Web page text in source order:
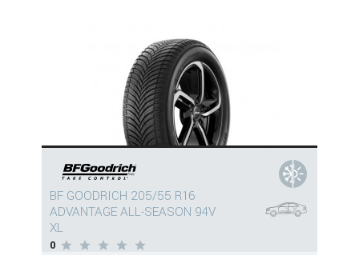
BF GOODRICH 205/55 R16
ADVANTAGE ALL-SEASON 94V
XL
0